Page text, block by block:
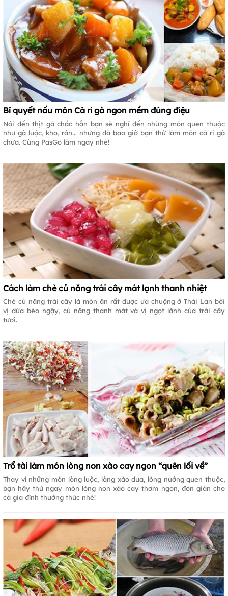
Bí quyết nấu món Cà ri gà ngon mềm đúng điệu
Nói đến thịt gà chắc hẳn bạn sẽ nghĩ đến những món quen thuộc
như gà luộc, kho, rán... nhưng đã bao giờ bạn thử làm món cà ri gà
chưa. Cùng PasGo làm ngay nhé!
Cách làm chè củ năng trái cây mát lạnh thanh nhiệt
Chè củ năng trái cây là món ăn rất được ưa chuộng ở Thái Lan bởi
vị dừa béo ngậy, củ năng thanh mát và vị ngọt lành của trái cây
tươi.
Trổ tài làm món lòng non xào cay ngon “quên lối về”
Thay vì những món lòng luộc, lòng xào dưa, lòng nướng quen thuộc,
bạn hãy thử ngay món lòng non xào cay thơm ngon, đơn giản cho
cả gia đình thưởng thức nhé!